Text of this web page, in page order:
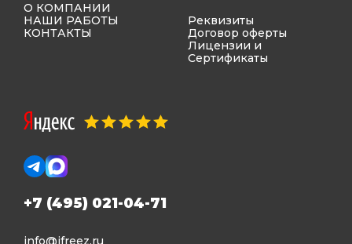
О КОМПАНИИ
НАШИ РАБОТЫ
КОНТАКТЫ
Реквизиты
Договор оферты
Лицензии и
Сертификаты
+7 (495) 021-04-71
info@ifreez.ru